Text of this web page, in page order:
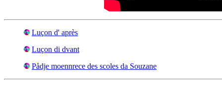
Luçon d' après
Luçon di dvant
Pådje moennrece des scoles da Souzane